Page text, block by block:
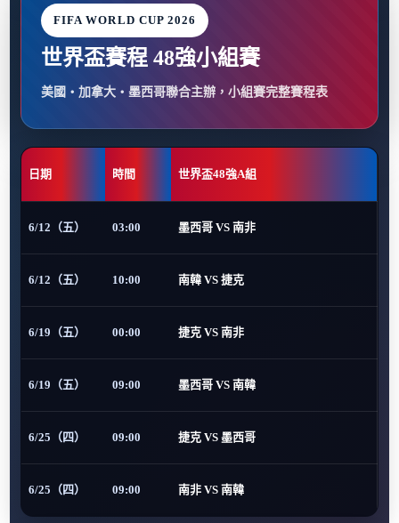
FIFA WORLD CUP 2026
世界盃賽程 48強小組賽
美國・加拿大・墨西哥聯合主辦，小組賽完整賽程表
日期 時間 世界盃48強A組
6/12（五） 03:00 墨西哥 VS 南非
6/12（五） 10:00 南韓 VS 捷克
6/19（五） 00:00 捷克 VS 南非
6/19（五） 09:00 墨西哥 VS 南韓
6/25（四） 09:00 捷克 VS 墨西哥
6/25（四） 09:00 南非 VS 南韓